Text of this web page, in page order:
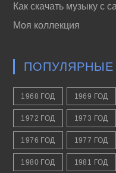
Как скачать музыку с
Моя коллекция
ПОПУЛЯРНЫЕ
1968 ГОД 1969 ГОД
1972 ГОД 1973 ГОД
1976 ГОД 1977 ГОД
1980 ГОД 1981 ГОД